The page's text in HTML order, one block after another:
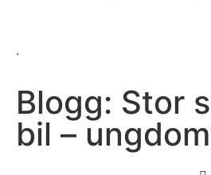
.
Blogg: Stor
bil –